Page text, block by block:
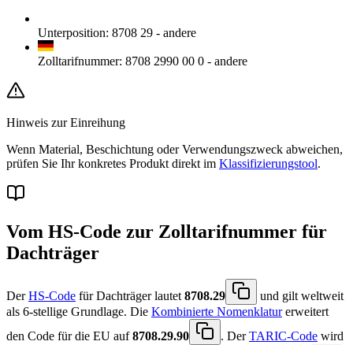
Unterposition: 8708 29 - andere
Zolltarifnummer: 8708 2990 00 0 - andere
Hinweis zur Einreihung
Wenn Material, Beschichtung oder Verwendungszweck abweichen,
prüfen Sie Ihr konkretes Produkt direkt im Klassifizierungstool.
Vom HS-Code zur Zolltarifnummer für
Dachträger
DerHS-Code für Dachträger lautet8708.29
und gilt weltweit
als 6-stellige Grundlage. Die Kombinierte Nomenklaturerweitert
den Code für die EU auf8708.29.90 . DerTARIC-Code wird